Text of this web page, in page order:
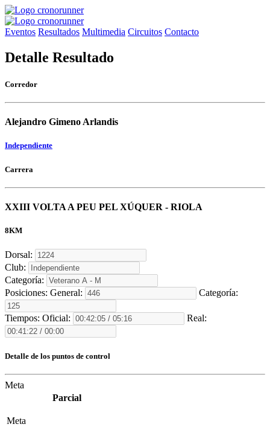
Eventos Resultados Multimedia Circuitos Contacto
Detalle Resultado
Corredor
Alejandro Gimeno Arlandis
Independiente
Carrera
XXIII VOLTA A PEU PEL XÚQUER - RIOLA
8KM
Dorsal:
Club:
Categoría:
Posiciones: General: Categoría:
Tiempos: Oficial: Real:
Detalle de los puntos de control
Meta
Parcial
Meta